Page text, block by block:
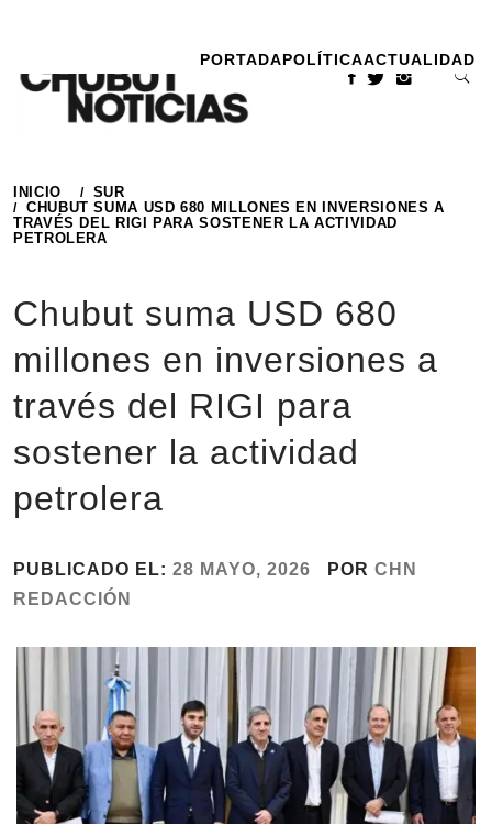
contenido
PORTADAPOLÍTICAACTUALIDAD
INICIO
SUR
CHUBUT SUMA USD 680 MILLONES EN INVERSIONES A
TRAVÉS DEL RIGI PARA SOSTENER LA ACTIVIDAD
PETROLERA
Chubut suma USD 680
millones en inversiones a
través del RIGI para
sostener la actividad
petrolera
PUBLICADO EL: 28 MAYO, 2026 POR CHN
REDACCIÓN